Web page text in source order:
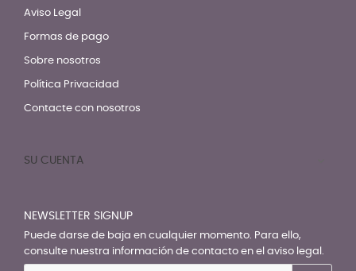
Aviso Legal
Formas de pago
Sobre nosotros
Política Privacidad
Contacte con nosotros
SU CUENTA
NEWSLETTER SIGNUP
Puede darse de baja en cualquier momento. Para ello,
consulte nuestra información de contacto en el aviso legal.